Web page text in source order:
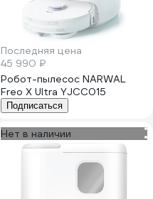
Последняя цена
45 990 ₽
Робот-пылесос NARWAL
Freo X Ultra YJCC015
Подписаться
Нет в наличии